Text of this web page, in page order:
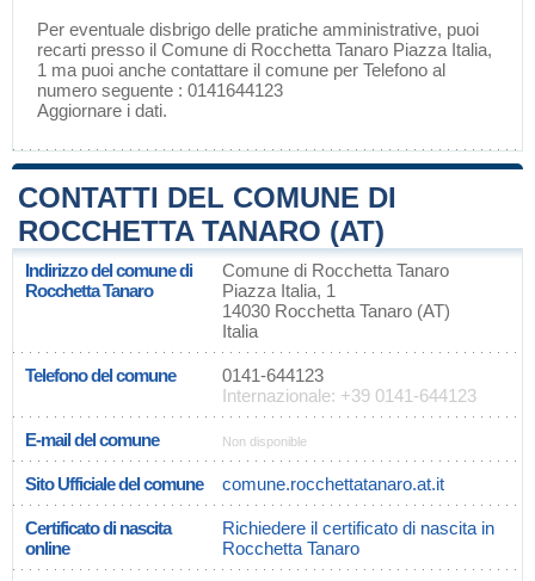
Per eventuale disbrigo delle pratiche amministrative, puoi
recarti presso il Comune di Rocchetta Tanaro Piazza Italia,
1 ma puoi anche contattare il comune per Telefono al
numero seguente : 0141644123
Aggiornare i dati.
CONTATTI DEL COMUNE DI
ROCCHETTA TANARO (AT)
Indirizzo del comune di
Rocchetta Tanaro
Comune di Rocchetta Tanaro
Piazza Italia, 1
14030 Rocchetta Tanaro (AT)
Italia
Telefono del comune
0141-644123
Internazionale: +39 0141-644123
E-mail del comune Non disponible
Sito Ufficiale del comune comune.rocchettatanaro.at.it
Certificato di nascita
online
Richiedere il certificato di nascita in
Rocchetta Tanaro